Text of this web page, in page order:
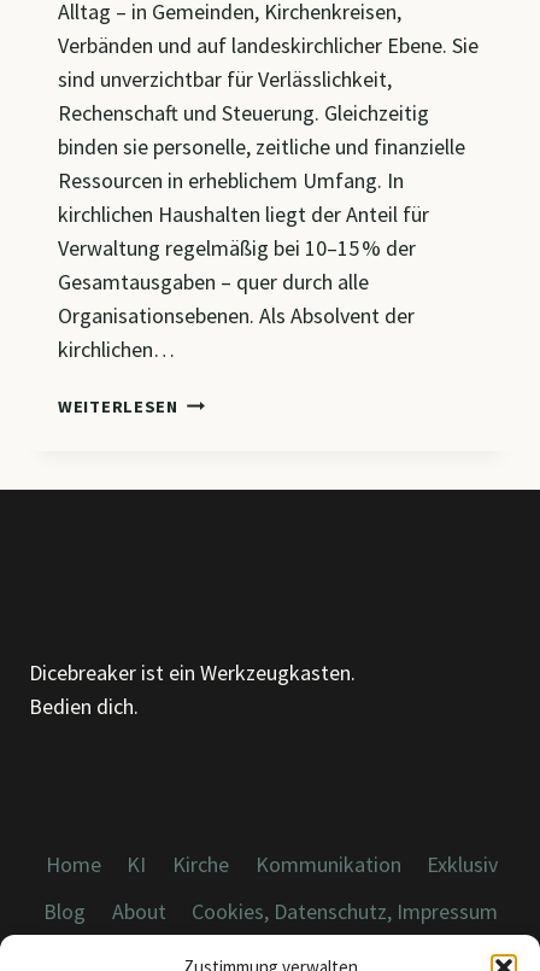
Alltag – in Gemeinden, Kirchenkreisen,
Verbänden und auf landeskirchlicher Ebene. Sie
sind unverzichtbar für Verlässlichkeit,
Rechenschaft und Steuerung. Gleichzeitig
binden sie personelle, zeitliche und finanzielle
Ressourcen in erheblichem Umfang. In
kirchlichen Haushalten liegt der Anteil für
Verwaltung regelmäßig bei 10–15 % der
Gesamtausgaben – quer durch alle
Organisationsebenen. Als Absolvent der
kirchlichen…
WEITERLESEN BIS
DER
Dicebreaker ist ein Werkzeugkasten.
Bedien dich.
Home KI Kirche Kommunikation
Exklusiv
Blog
About Cookies, Datenschutz, Impressum